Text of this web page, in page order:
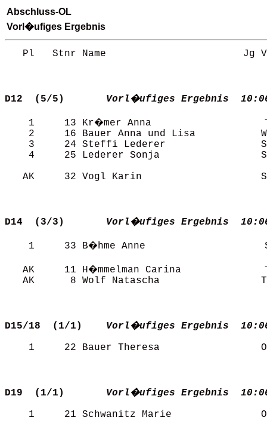
Abschluss-OL
Vorl�ufiges Ergebnis
Pl   Stnr Name                       Jg
D12  (5/5) Vorl�ufiges Ergebnis
1     13 Kr�mer Anna
2     16 Bauer Anna und Lisa
3     24 Steffi Lederer
4     25 Lederer Sonja
AK     32 Vogl Karin
D14  (3/3) Vorl�ufiges Ergebnis
1     33 B�hme Anne
AK     11 H�mmelman Carina
AK      8 Wolf Natascha
D15/18  (1/1)
Vorl�ufiges Ergebnis
1     22 Bauer Theresa
D19  (1/1)
Vorl�ufiges Ergebnis
1     21 Schwanitz Marie